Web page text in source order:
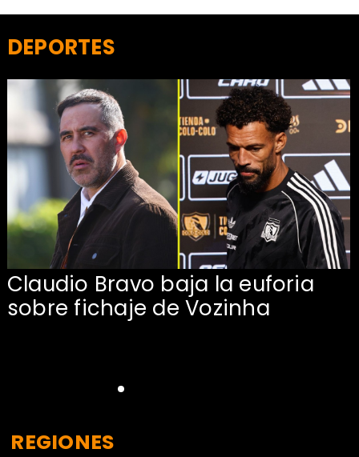
Claudio Bravo baja la euforia
sobre fichaje de Vozinha
DEPORTES
REGIONES